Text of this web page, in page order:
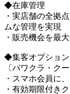
◆在庫管理
・実店舗の全拠
ムな管理を実現
・販売機会を最
◆集客オプション
〔パワクラ・クー
・スマホ会員に
・有効期限付き